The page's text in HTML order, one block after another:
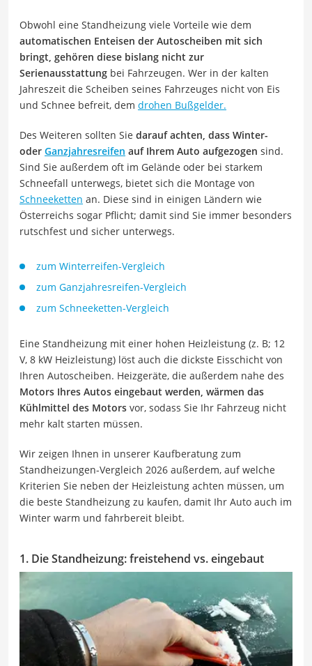
Obwohl eine Standheizung viele Vorteile wie dem
automatischen Enteisen der Autoscheiben mit sich
bringt, gehören diese bislang nicht zur
Serienausstattung bei Fahrzeugen. Wer in der kalten
Jahreszeit die Scheiben seines Fahrzeuges nicht von Eis
und Schnee befreit, dem drohen Bußgelder.
Des Weiteren sollten Sie darauf achten, dass Winter-
oder Ganzjahresreifen auf Ihrem Auto aufgezogen sind.
Sind Sie außerdem oft im Gelände oder bei starkem
Schneefall unterwegs, bietet sich die Montage von
Schneeketten an. Diese sind in einigen Ländern wie
Österreichs sogar Pflicht; damit sind Sie immer besonders
rutschfest und sicher unterwegs.
zum Winterreifen-Vergleich
zum Ganzjahresreifen-Vergleich
zum Schneeketten-Vergleich
Eine Standheizung mit einer hohen Heizleistung (z. B; 12
V, 8 kW Heizleistung) löst auch die dickste Eisschicht von
Ihren Autoscheiben. Heizgeräte, die außerdem nahe des
Motors Ihres Autos eingebaut werden, wärmen das
Kühlmittel des Motors vor, sodass Sie Ihr Fahrzeug nicht
mehr kalt starten müssen.
Wir zeigen Ihnen in unserer Kaufberatung zum
Standheizungen-Vergleich 2026 außerdem, auf welche
Kriterien Sie neben der Heizleistung achten müssen, um
die beste Standheizung zu kaufen, damit Ihr Auto auch im
Winter warm und fahrbereit bleibt.
1. Die Standheizung: freistehend vs. eingebaut